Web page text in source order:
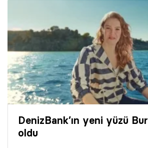
DenizBank’ın yeni yüzü
oldu